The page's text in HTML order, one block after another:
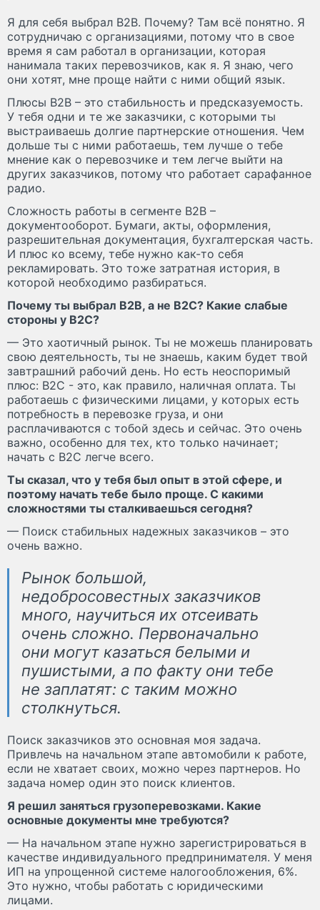
Я для себя выбрал В2В. Почему? Там всё понятно. Я
сотрудничаю с организациями, потому что в свое
время я сам работал в организации, которая
нанимала таких перевозчиков, как я. Я знаю, чего
они хотят, мне проще найти с ними общий язык.
Плюсы В2В – это стабильность и предсказуемость.
У тебя одни и те же заказчики, с которыми ты
выстраиваешь долгие партнерские отношения. Чем
дольше ты с ними работаешь, тем лучше о тебе
мнение как о перевозчике и тем легче выйти на
других заказчиков, потому что работает сарафанное
радио.
Сложность работы в сегменте В2В –
документооборот. Бумаги, акты, оформления,
разрешительная документация, бухгалтерская часть.
И плюс ко всему, тебе нужно как-то себя
рекламировать. Это тоже затратная история, в
которой необходимо разбираться.
Почему ты выбрал В2В, а не В2С? Какие слабые
стороны у В2С?
— Это хаотичный рынок. Ты не можешь планировать
свою деятельность, ты не знаешь, каким будет твой
завтрашний рабочий день. Но есть неоспоримый
плюс: В2С - это, как правило, наличная оплата. Ты
работаешь с физическими лицами, у которых есть
потребность в перевозке груза, и они
расплачиваются с тобой здесь и сейчас. Это очень
важно, особенно для тех, кто только начинает;
начать с В2С легче всего.
Ты сказал, что у тебя был опыт в этой сфере, и
поэтому начать тебе было проще. С какими
сложностями ты сталкиваешься сегодня?
— Поиск стабильных надежных заказчиков – это
очень важно.
Рынок большой,
недобросовестных заказчиков
много, научиться их отсеивать
очень сложно. Первоначально
они могут казаться белыми и
пушистыми, а по факту они тебе
не заплатят: с таким можно
столкнуться.
Поиск заказчиков это основная моя задача.
Привлечь на начальном этапе автомобили к работе,
если не хватает своих, можно через партнеров. Но
задача номер один это поиск клиентов.
Я решил заняться грузоперевозками. Какие
основные документы мне требуются?
— На начальном этапе нужно зарегистрироваться в
качестве индивидуального предпринимателя. У меня
ИП на упрощенной системе налогообложения, 6%.
Это нужно, чтобы работать с юридическими
лицами.